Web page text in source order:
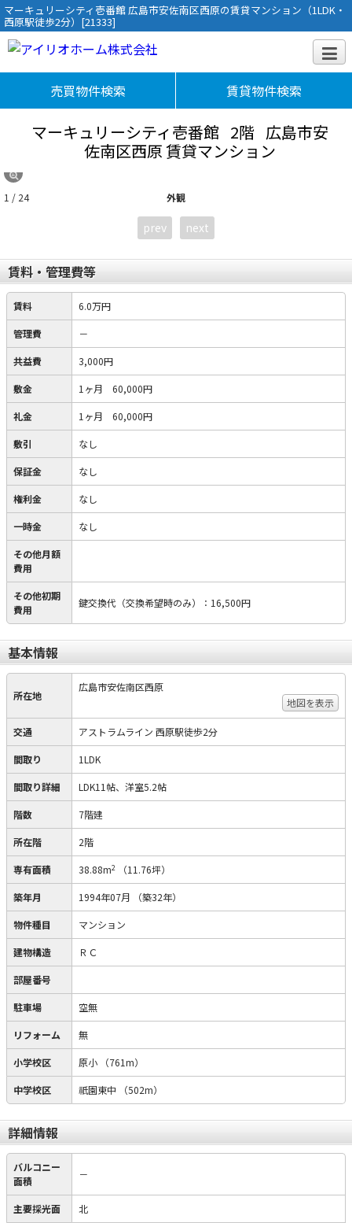
マーキュリーシティ壱番館 広島市安佐南区西原の賃貸マンション（1LDK・
西原駅徒歩2分）[21333]
売買物件検索 賃貸物件検索
マーキュリーシティ壱番館 2階 広島市安
佐南区西原 賃貸マンション
外観
1 / 24
prev next
賃料・管理費等
賃料 6.0万円
管理費 －
共益費 3,000円
敷金 1ヶ月 60,000円
礼金 1ヶ月 60,000円
敷引 なし
保証金 なし
権利金 なし
一時金 なし
その他月額
費用
その他初期
費用
鍵交換代（交換希望時のみ） ： 16,500円
基本情報
所在地
広島市安佐南区西原
地図を表示
交通 アストラムライン 西原駅徒歩2分
間取り 1LDK
間取り詳細 LDK11帖、洋室5.2帖
階数 7階建
所在階 2階
専有面積 38.88m2 （11.76坪）
築年月 1994年07月 （築32年）
物件種目 マンション
建物構造 ＲＣ
部屋番号
駐車場 空無
リフォーム 無
小学校区 原小 （761m）
中学校区 祇園東中 （502m）
詳細情報
バルコニー
面積
－
主要採光面 北